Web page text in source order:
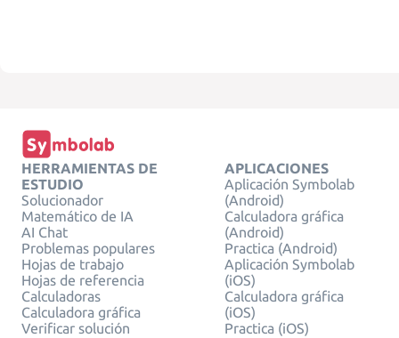
HERRAMIENTAS DE
ESTUDIO
Solucionador
Matemático de IA
AI Chat
Problemas populares
Hojas de trabajo
Hojas de referencia
Calculadoras
Calculadora gráfica
Verificar solución
APLICACIONES
Aplicación Symbolab
(Android)
Calculadora gráfica
(Android)
Practica (Android)
Aplicación Symbolab
(iOS)
Calculadora gráfica
(iOS)
Practica (iOS)